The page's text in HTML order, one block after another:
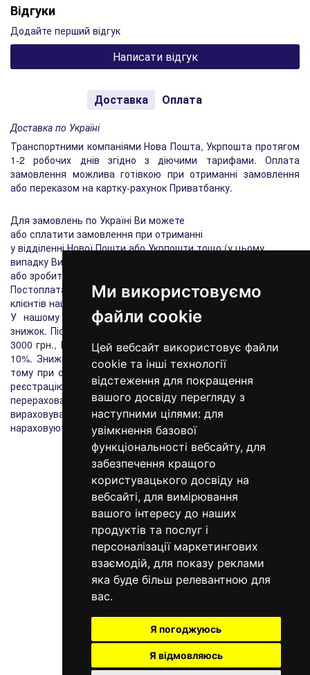
Ми використовуємо
файли cookie
Цей вебсайт використовує файли
cookie та інші технології
відстеження для покращення
вашого досвіду перегляду з
наступними цілями: для
увімкнення базової
функціональності вебсайту, для
забезпечення кращого
користувацького досвіду на
вебсайті, для вимірювання
вашого інтересу до наших
продуктів та послуг і
персоналізації маркетингових
взаємодій, для показу реклами
яка буде більш релевантною для
вас.
Я погоджуюсь
Я відмовляюсь
Відгуки
Додайте перший відгук
Написати відгук
Доставка Оплата
Доставка по Україні
Транспортними компаніями Нова Пошта, Укрпошта протягом
1-2 робочих днів згідно з діючими тарифами. Оплата
замовлення можлива готівкою при отриманні замовлення
або переказом на картку-рахунок Приватбанку.
Для замовлень по Україні Ви можете
або сплатити замовлення при отриманні
у відділенні Нової Пошти або Укрпошти тощо (у цьому
випадку Ви також сплачуєте накладений платіж),
або зробити передоплату на розрахунковий рахунок.
Постоплата (накладений платіж) діє тільки для постійних
клієнтів нашого інтернет-магазину.
У нашому інтернет-магазині діє накопичувальна система
знижок. Після здійснення і оплати замовлень на суму понад
3000 грн., Ви отримуєте знижку 2%, 7000 - 5%, 10 000 грн. -
10%. Знижка фіксується у Вашому персональному кабінеті,
тому при оформленні першого замовлення важливо пройти
реєстрацію на нашому сайті. При досягненні порогів
перерахованих вище сум, система автоматично буде
вираховувати знижку. Персональні знижки не
нараховуються на акційні товари з уже існуючими знижками.
098 640-93-46
Контактна інформація
Повна версія сайту
© 2014—2026
Створи свій сон!
Рус
Eng